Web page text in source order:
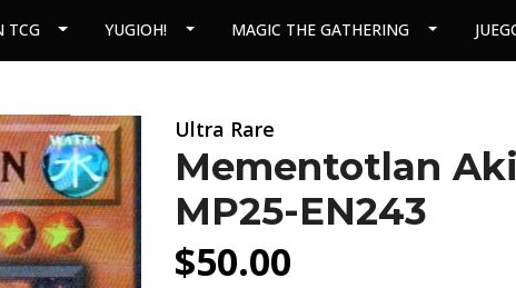
TCG YUGIOH! MAGIC THE GATHERING
Ultra Rare
Mementotlan
MP25-EN243
$50.00